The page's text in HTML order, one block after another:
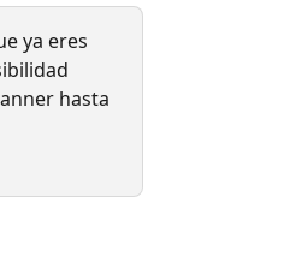
ya eres
hasta